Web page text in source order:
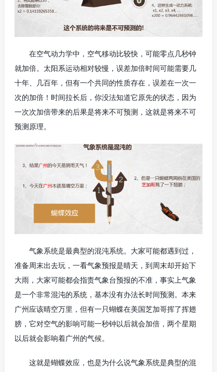
在空气动力学中，空气移动比较快，可能零点几秒钟
就加倍。太阳系运动相对较慢，误差加倍时间可能需要几
十年、几百年，但有一个共同的性质存在，误差在一次一
次的加倍！时间拉长后，你没法知道它原先的状态，因为
一次次加倍带来的后果是将来不可预测，这就是将来不可
预测原理。
气象系统是最典型的混沌系统。大家可能都遇到过，
准备周末出去玩，一看气象预报是晴天，到周末却开始下
大雨，大家可能都会指责气象台预报的不准，事实上气象
是一个非常混沌的系统，基本没有办法长时间预测。本来
广州应该晴空万里，但有一只蝴蝶在美国芝加哥挥了挥翅
膀，它对空气的影响可能一秒钟以后就会加倍，两个星期
以后就会影响着广州的气候。
这就是蝴蝶效应，也是为什么说气象系统是典型的混